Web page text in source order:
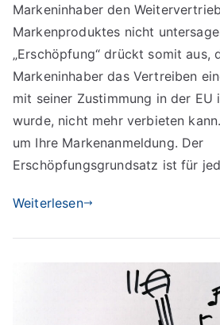
und
seine
Erschöpfung
Markeninhaber den
Markenproduktes nicht
„Erschöpfung“ drückt somit aus,
Markeninhaber das Vertreiben
mit seiner Zustimmung in der EU
wurde, nicht mehr verbieten
um Ihre Markenanmeldung. Der
Erschöpfungsgrundsatz ist für
Weiterlesen